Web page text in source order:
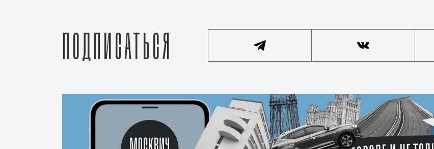
Подписаться